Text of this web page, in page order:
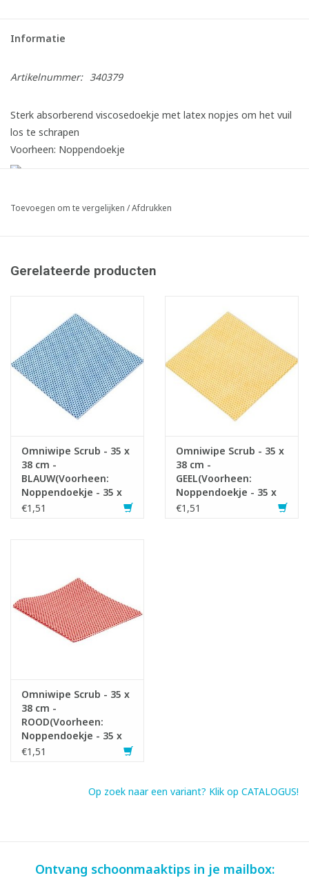
Informatie
Artikelnummer: 340379
Sterk absorberend viscosedoekje met latex nopjes om het vuil
los te schrapen
Voorheen: Noppendoekje
Toevoegen om te vergelijken /Afdrukken
Gerelateerde producten
Omniwipe Scrub - 35 x
38 cm -
BLAUW(Voorheen:
Noppendoekje - 35 x
38 cm - BLAUW)
€1,51
Omniwipe Scrub - 35 x
38 cm -
GEEL(Voorheen:
Noppendoekje - 35 x
38 cm - GEEL)
€1,51
Omniwipe Scrub - 35 x
38 cm -
ROOD(Voorheen:
Noppendoekje - 35 x
38 cm - ROOD)
€1,51
Op zoek naar een variant? Klik op CATALOGUS!
Ontvang schoonmaaktips in je mailbox: